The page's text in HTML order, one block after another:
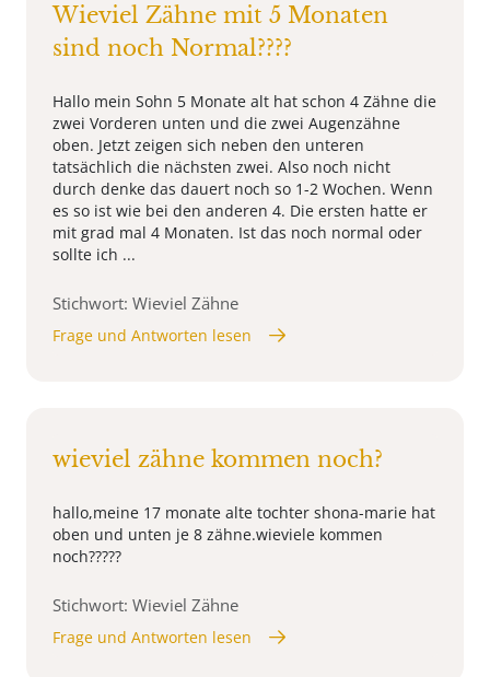
Wieviel Zähne mit 5 Monaten
sind noch Normal????
Hallo mein Sohn 5 Monate alt hat schon 4 Zähne die
zwei Vorderen unten und die zwei Augenzähne
oben. Jetzt zeigen sich neben den unteren
tatsächlich die nächsten zwei. Also noch nicht
durch denke das dauert noch so 1-2 Wochen. Wenn
es so ist wie bei den anderen 4. Die ersten hatte er
mit grad mal 4 Monaten. Ist das noch normal oder
sollte ich ...
Stichwort: Wieviel Zähne
Frage und Antworten lesen
wieviel zähne kommen noch?
hallo,meine 17 monate alte tochter shona-marie hat
oben und unten je 8 zähne.wieviele kommen
noch?????
Stichwort: Wieviel Zähne
Frage und Antworten lesen